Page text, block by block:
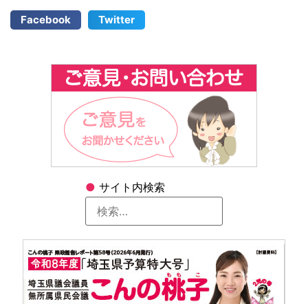
● サイト内検索
Facebook Twitter